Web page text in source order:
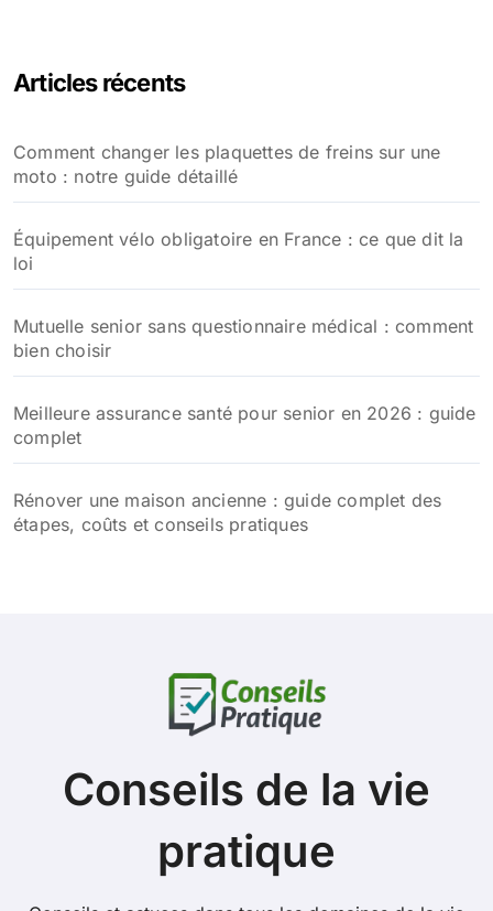
Articles récents
Comment changer les plaquettes de freins sur une
moto : notre guide détaillé
Équipement vélo obligatoire en France : ce que dit la
loi
Mutuelle senior sans questionnaire médical : comment
bien choisir
Meilleure assurance santé pour senior en 2026 : guide
complet
Rénover une maison ancienne : guide complet des
étapes, coûts et conseils pratiques
Conseils de la vie
pratique